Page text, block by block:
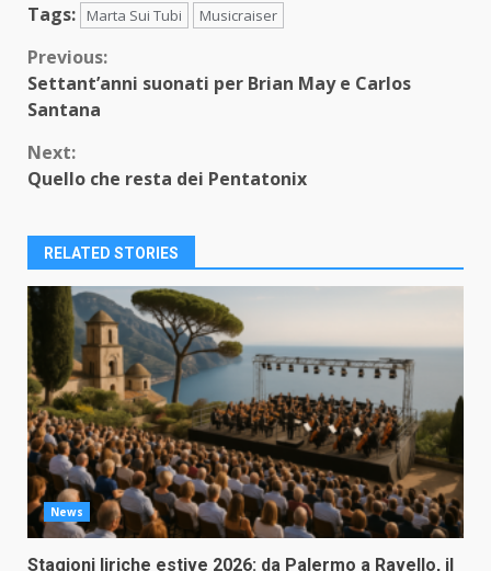
Tags: Marta Sui Tubi Musicraiser
Continue
Reading
Previous:
Settant’anni suonati per Brian May e Carlos
Santana
Next:
Quello che resta dei Pentatonix
RELATED STORIES
News
Stagioni liriche estive 2026: da Palermo a Ravello, il